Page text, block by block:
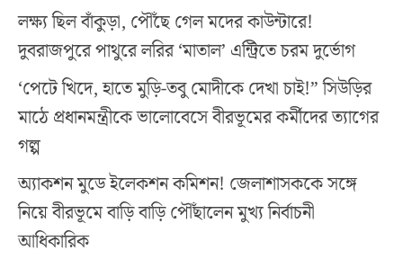
লক্ষ্য ছিল বাঁকুড়া, পৌঁছে গেল মদের কাউন্টারে!
দুবরাজপুরে পাথুরে লরির ‘মাতাল’ এন্ট্রিতে চরম দুর্ভোগ
‘পেটে খিদে, হাতে মুড়ি-তবু মোদীকে দেখা চাই!” সিউড়ির
মাঠে প্রধানমন্ত্রীকে ভালোবেসে বীরভূমের কর্মীদের ত্যাগের
গল্প
অ্যাকশন মুডে ইলেকশন কমিশন! জেলাশাসককে সঙ্গে
নিয়ে বীরভূমে বাড়ি বাড়ি পৌঁছালেন মুখ্য নির্বাচনী
আধিকারিক